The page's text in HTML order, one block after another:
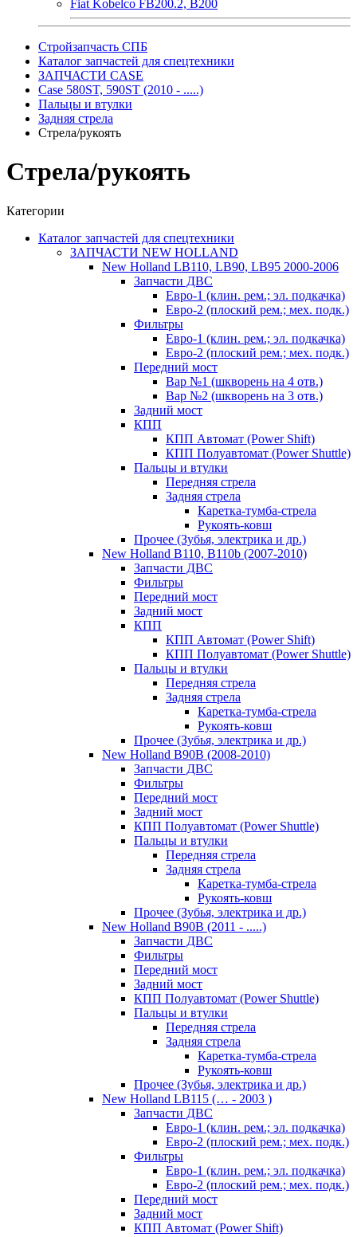
Fiat Kobelco FB200.2, B200
Стройзапчасть СПБ
Каталог запчастей для спецтехники
ЗАПЧАСТИ CASE
Case 580ST, 590ST (2010 - .....)
Пальцы и втулки
Задняя стрела
Стрела/рукоять
Стрела/рукоять
Категории
Каталог запчастей для спецтехники
ЗАПЧАСТИ NEW HOLLAND
New Holland LB110, LB90, LB95 2000-2006
Запчасти ДВС
Евро-1 (клин. рем.; эл. подкачка)
Евро-2 (плоский рем.; мех. подк.)
Фильтры
Евро-1 (клин. рем.; эл. подкачка)
Евро-2 (плоский рем.; мех. подк.)
Передний мост
Вар №1 (шкворень на 4 отв.)
Вар №2 (шкворень на 3 отв.)
Задний мост
КПП
КПП Автомат (Power Shift)
КПП Полуавтомат (Power Shuttle)
Пальцы и втулки
Передняя стрела
Задняя стрела
Каретка-тумба-стрела
Рукоять-ковш
Прочее (Зубья, электрика и др.)
New Holland B110, B110b (2007-2010)
Запчасти ДВС
Фильтры
Передний мост
Задний мост
КПП
КПП Автомат (Power Shift)
КПП Полуавтомат (Power Shuttle)
Пальцы и втулки
Передняя стрела
Задняя стрела
Каретка-тумба-стрела
Рукоять-ковш
Прочее (Зубья, электрика и др.)
New Holland B90B (2008-2010)
Запчасти ДВС
Фильтры
Передний мост
Задний мост
КПП Полуавтомат (Power Shuttle)
Пальцы и втулки
Передняя стрела
Задняя стрела
Каретка-тумба-стрела
Рукоять-ковш
Прочее (Зубья, электрика и др.)
New Holland B90B (2011 - .....)
Запчасти ДВС
Фильтры
Передний мост
Задний мост
КПП Полуавтомат (Power Shuttle)
Пальцы и втулки
Передняя стрела
Задняя стрела
Каретка-тумба-стрела
Рукоять-ковш
Прочее (Зубья, электрика и др.)
New Holland LB115 (… - 2003 )
Запчасти ДВС
Евро-1 (клин. рем.; эл. подкачка)
Евро-2 (плоский рем.; мех. подк.)
Фильтры
Евро-1 (клин. рем.; эл. подкачка)
Евро-2 (плоский рем.; мех. подк.)
Передний мост
Задний мост
КПП Автомат (Power Shift)